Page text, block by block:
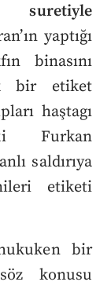
suretiyle
yaptığı
binasını
bir etiket
haştagı
Furkan
saldırıya
etiketi
bir
konusu